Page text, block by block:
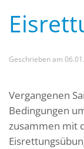
Geschrieben am
Vergangenen
Bedingungen
zusammen mit